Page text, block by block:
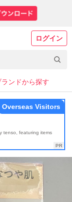
ログイン
ランドから探す
tenso, featuring items
Overseas Visitors